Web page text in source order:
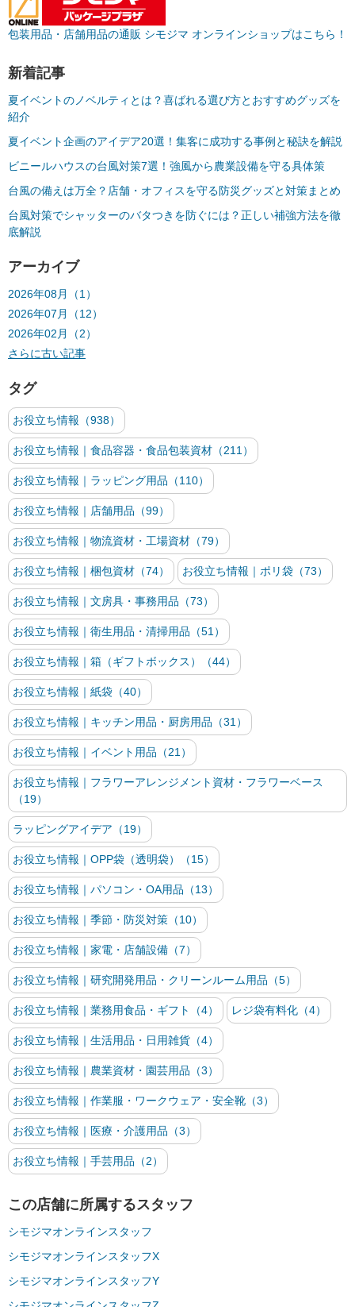
包装用品・店舗用品の通販 シモジマ オンラインショップはこちら！
新着記事
夏イベントのノベルティとは？喜ばれる選び方とおすすめグッズを
紹介
夏イベント企画のアイデア20選！集客に成功する事例と秘訣を解説
ビニールハウスの台風対策7選！強風から農業設備を守る具体策
台風の備えは万全？店舗・オフィスを守る防災グッズと対策まとめ
台風対策でシャッターのバタつきを防ぐには？正しい補強方法を徹
底解説
アーカイブ
2026年08月（1）
2026年07月（12）
2026年02月（2）
さらに古い記事
タグ
お役立ち情報（938）
お役立ち情報｜食品容器・食品包装資材（211）
お役立ち情報｜ラッピング用品（110）
お役立ち情報｜店舗用品（99）
お役立ち情報｜物流資材・工場資材（79）
お役立ち情報｜梱包資材（74） お役立ち情報｜ポリ袋（73）
お役立ち情報｜文房具・事務用品（73）
お役立ち情報｜衛生用品・清掃用品（51）
お役立ち情報｜箱（ギフトボックス）（44）
お役立ち情報｜紙袋（40）
お役立ち情報｜キッチン用品・厨房用品（31）
お役立ち情報｜イベント用品（21）
お役立ち情報｜フラワーアレンジメント資材・フラワーベース
（19）
ラッピングアイデア（19）
お役立ち情報｜OPP袋（透明袋）（15）
お役立ち情報｜パソコン・OA用品（13）
お役立ち情報｜季節・防災対策（10）
お役立ち情報｜家電・店舗設備（7）
お役立ち情報｜研究開発用品・クリーンルーム用品（5）
お役立ち情報｜業務用食品・ギフト（4） レジ袋有料化（4）
お役立ち情報｜生活用品・日用雑貨（4）
お役立ち情報｜農業資材・園芸用品（3）
お役立ち情報｜作業服・ワークウェア・安全靴（3）
お役立ち情報｜医療・介護用品（3）
お役立ち情報｜手芸用品（2）
この店舗に所属するスタッフ
シモジマオンラインスタッフ
シモジマオンラインスタッフX
シモジマオンラインスタッフY